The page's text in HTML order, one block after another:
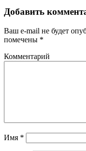
Добавить
Ваш e-mail не будет
помечены *
Комментарий
Имя *